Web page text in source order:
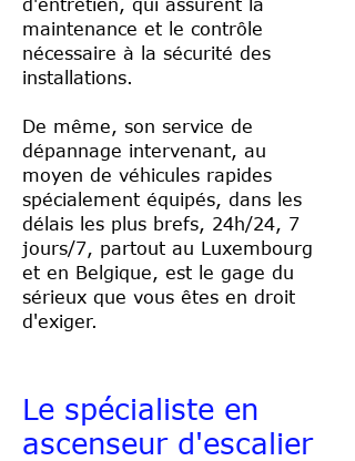
d'entretien, qui assurent la
maintenance et le contrôle
nécessaire à la sécurité des
installations.
De même, son service de
dépannage intervenant, au
moyen de véhicules rapides
spécialement équipés, dans les
délais les plus brefs, 24h/24, 7
jours/7, partout au Luxembourg
et en Belgique, est le gage du
sérieux que vous êtes en droit
d'exiger.
Le spécialiste en
ascenseur d'escalier